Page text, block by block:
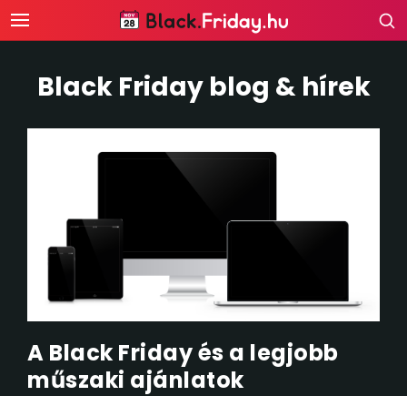
Black Friday blog & hírek
A Black Friday és a legjobb
műszaki ajánlatok